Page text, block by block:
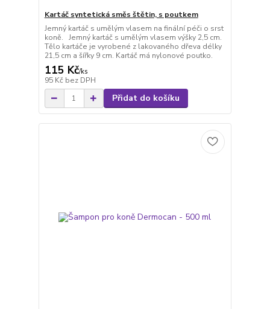
Kartáč syntetická směs štětin, s poutkem
Jemný kartáč s umělým vlasem na finální péči o srst
koně. Jemný kartáč s umělým vlasem výšky 2,5 cm.
Tělo kartáče je vyrobené z lakovaného dřeva délky
21,5 cm a šířky 9 cm. Kartáč má nylonové poutko.
115 Kč/ks
95 Kč bez DPH
Přidat do košíku